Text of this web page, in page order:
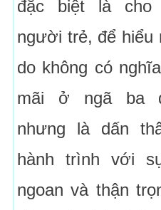
đặc biệt là cho
người trẻ, để hiểu
do không có
mãi ở ngã ba
nhưng là dấn
hành trình với
ngoan và thận